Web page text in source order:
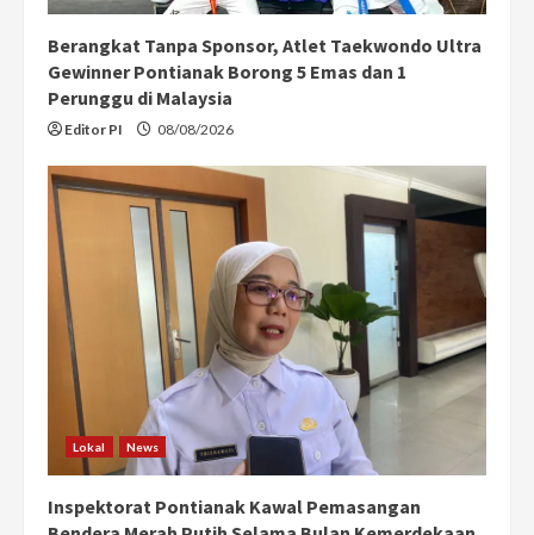
n
g
Berangkat Tanpa Sponsor, Atlet Taekwondo Ultra
Gewinner Pontianak Borong 5 Emas dan 1
Perunggu di Malaysia
Editor PI 08/08/2026
Lokal News
Inspektorat Pontianak Kawal Pemasangan